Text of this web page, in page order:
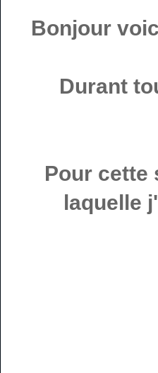
Bonjour
Durant
Pour cette
laquelle